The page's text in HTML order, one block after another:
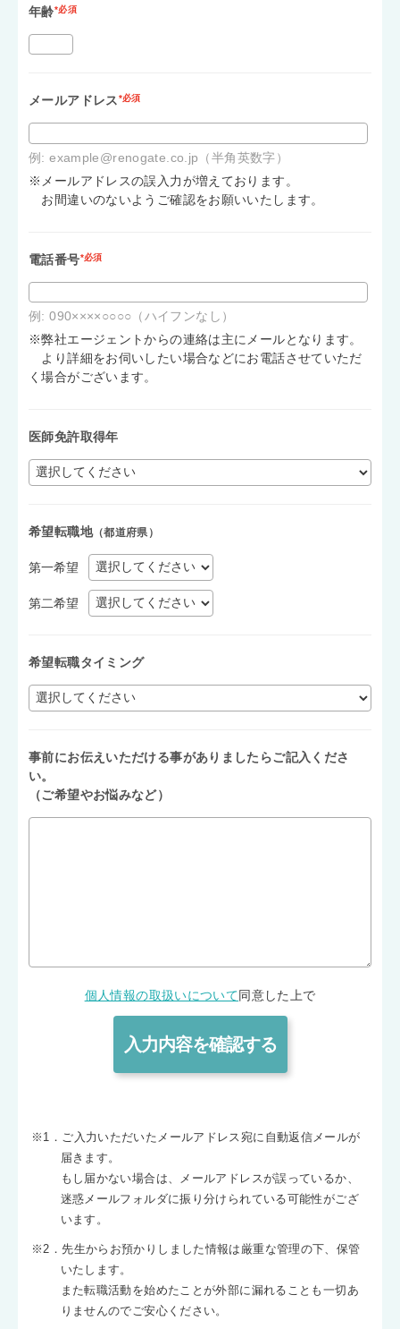
年齢*必須
メールアドレス*必須
例: example@renogate.co.jp（半角英数字）
※メールアドレスの誤入力が増えております。
お間違いのないようご確認をお願いいたします。
電話番号*必須
例: 090××××○○○○（ハイフンなし）
※弊社エージェントからの連絡は主にメールとなります。
より詳細をお伺いしたい場合などにお電話させていただ
く場合がございます。
医師免許取得年
希望転職地（都道府県）
第一希望
第二希望
希望転職タイミング
事前にお伝えいただける事がありましたらご記入くださ
い。
（ご希望やお悩みなど）
個人情報の取扱いについて 同意した上で
※1．ご入力いただいたメールアドレス宛に自動返信メールが
届きます。
もし届かない場合は、メールアドレスが誤っているか、
迷惑メールフォルダに振り分けられている可能性がござ
います。
※2．先生からお預かりしました情報は厳重な管理の下、保管
いたします。
また転職活動を始めたことが外部に漏れることも一切あ
りませんのでご安心ください。